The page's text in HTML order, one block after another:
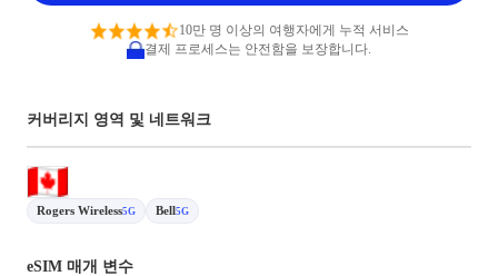
10만 명 이상의 여행자에게 누적 서비스
결제 프로세스는 안전함을 보장합니다.
커버리지 영역 및 네트워크
Rogers Wireless5G Bell5G
eSIM 매개 변수